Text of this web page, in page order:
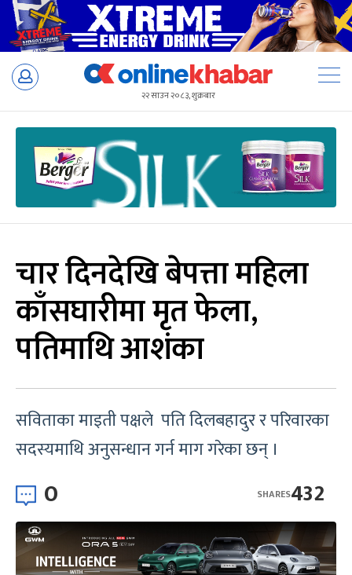
Skip
२२ साउन २०८३, शुक्रबार
चार दिनदेखि बेपत्ता महिला
काँसघारीमा मृत फेला,
पतिमाथि आशंका
सविताका माइती पक्षले पति दिलबहादुर र परिवारका
सदस्यमाथि अनुसन्धान गर्न माग गरेका छन् ।
0 432
SHARES